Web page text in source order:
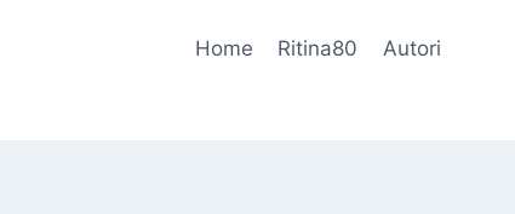
Home Ritina80 Autori